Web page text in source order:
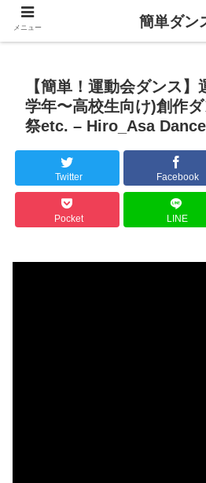
【簡単！運動会ダンス
学年〜高校生向け)創作
祭etc. – Hiro_Asa
Twitter Facebook
Pocket LINE
メニュー 簡単ダン